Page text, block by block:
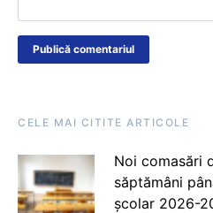
CELE MAI CITITE ARTICOLE
Noi comasări
săptămâni
școlar 2026-